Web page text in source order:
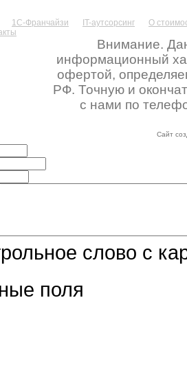
1С-Франчайзи IT-аутсорсинг
О
Внимание.
информационный
офертой,
РФ. Точную и
с нами по
Сайт
слово с
поля